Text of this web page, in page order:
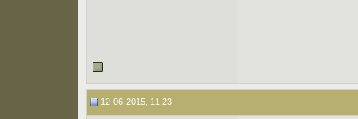
12-06-2015, 11:23